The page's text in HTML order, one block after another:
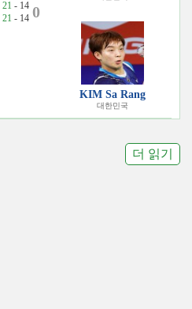
21 - 14
21 - 14 0
KIM Sa Rang
대한민국
더 읽기